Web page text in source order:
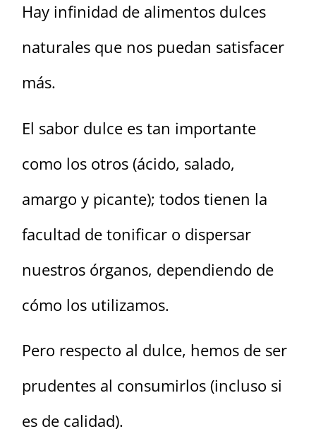
Hay infinidad de alimentos dulces
naturales que nos puedan satisfacer
más.
El sabor dulce es tan importante
como los otros (ácido, salado,
amargo y picante); todos tienen la
facultad de tonificar o dispersar
nuestros órganos, dependiendo de
cómo los utilizamos.
Pero respecto al dulce, hemos de ser
prudentes al consumirlos (incluso si
es de calidad).